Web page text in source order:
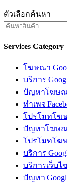
ตัวเลือกค้นหา
Services Category
โฆษณา
บริการ
ปัญหาโฆษณ
ทำเพจ
โปรโมทโฆษ
ปัญหาโฆษณ
โปรโมทโฆษ
บริการ
บริการเว็บ
ปัญหา